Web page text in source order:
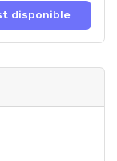
disponible